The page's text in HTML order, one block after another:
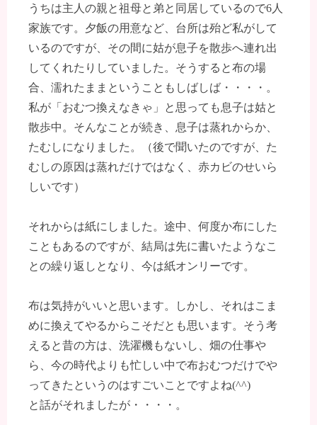
うちは主人の親と祖母と弟と同居しているので6人
家族です。夕飯の用意など、台所は殆ど私がして
いるのですが、その間に姑が息子を散歩へ連れ出
してくれたりしていました。そうすると布の場
合、濡れたままということもしばしば・・・・。
私が「おむつ換えなきゃ」と思っても息子は姑と
散歩中。そんなことが続き、息子は蒸れからか、
たむしになりました。（後で聞いたのですが、た
むしの原因は蒸れだけではなく、赤カビのせいら
しいです）
それからは紙にしました。途中、何度か布にした
こともあるのですが、結局は先に書いたようなこ
との繰り返しとなり、今は紙オンリーです。
布は気持がいいと思います。しかし、それはこま
めに換えてやるからこそだとも思います。そう考
えると昔の方は、洗濯機もないし、畑の仕事や
ら、今の時代よりも忙しい中で布おむつだけでや
ってきたというのはすごいことですよね(^^)
と話がそれましたが・・・・。